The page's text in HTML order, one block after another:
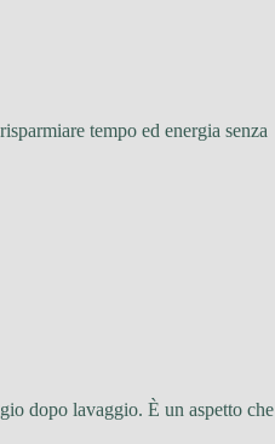
tempo ed energia senza
dopo lavaggio. È un aspetto che